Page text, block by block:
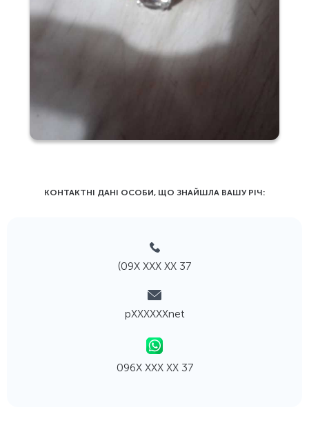
КОНТАКТНІ ДАНІ ОСОБИ, ЩО ЗНАЙШЛА ВАШУ РIЧ:
(09Х ХХХ ХХ 37
pХХХХХХnet
096Х ХХХ ХХ 37